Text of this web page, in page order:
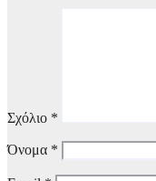
Σχόλιο *
Όνομα *